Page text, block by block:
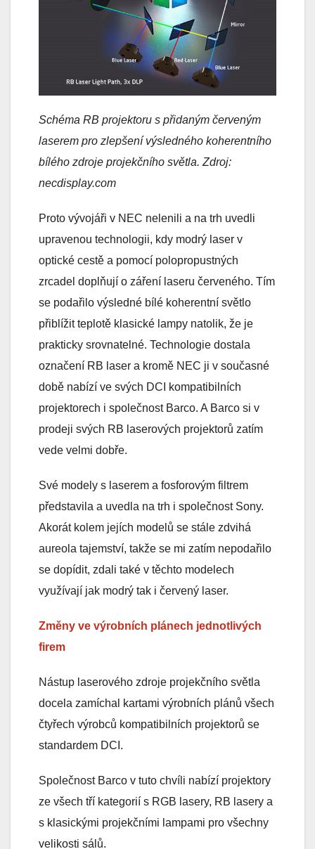
Schéma RB projektoru s přidaným červeným
laserem pro zlepšení výsledného koherentního
bílého zdroje projekčního světla. Zdroj:
necdisplay.com
Proto vývojáři v NEC nelenili a na trh uvedli
upravenou technologii, kdy modrý laser v
optické cestě a pomocí polopropustných
zrcadel doplňují o záření laseru červeného. Tím
se podařilo výsledné bílé koherentní světlo
přiblížit teplotě klasické lampy natolik, že je
prakticky srovnatelné. Technologie dostala
označení RB laser a kromě NEC ji v současné
době nabízí ve svých DCI kompatibilních
projektorech i společnost Barco. A Barco si v
prodeji svých RB laserových projektorů zatím
vede velmi dobře.
Své modely s laserem a fosforovým filtrem
představila a uvedla na trh i společnost Sony.
Akorát kolem jejích modelů se stále zdvihá
aureola tajemství, takže se mi zatím nepodařilo
se dopídit, zdali také v těchto modelech
využívají jak modrý tak i červený laser.
Změny ve výrobních plánech jednotlivých
firem
Nástup laserového zdroje projekčního světla
docela zamíchal kartami výrobních plánů všech
čtyřech výrobců kompatibilních projektorů se
standardem DCI.
Společnost Barco v tuto chvíli nabízí projektory
ze všech tří kategorií s RGB lasery, RB lasery a
s klasickými projekčními lampami pro všechny
velikosti sálů.